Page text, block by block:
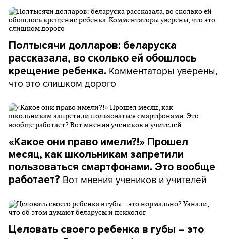
Полтысячи долларов: беларуска
рассказала, во сколько ей обошлось
крещение ребенка. Комментаторы уверены,
что это слишком дорого
«Какое они право имели?!» Прошел
месяц, как школьникам запретили
пользоваться смартфонами. Это вообще
работает? Вот мнения учеников и учителей
Целовать своего ребенка в губы – это